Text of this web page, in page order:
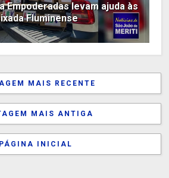
Empoderadas levam ajuda às
Fluminense
MAIS RECENTE
MAIS ANTIGA
PÁGINA INICIAL